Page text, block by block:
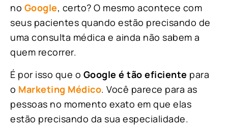
no Google, certo? O mesmo acontece com
seus pacientes quando estão precisando de
uma consulta médica e ainda não sabem a
quem recorrer.
É por isso que o Google é tão eficiente para
o Marketing Médico. Você parece para as
pessoas no momento exato em que elas
estão precisando da sua especialidade.